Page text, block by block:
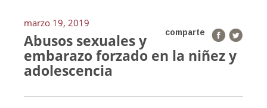
marzo 19, 2019
comparte
Abusos sexuales y
embarazo forzado en la niñez y
adolescencia